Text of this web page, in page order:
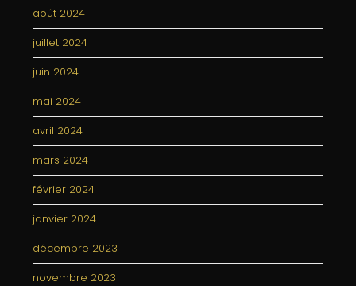
août 2024
juillet 2024
juin 2024
mai 2024
avril 2024
mars 2024
février 2024
janvier 2024
décembre 2023
novembre 2023